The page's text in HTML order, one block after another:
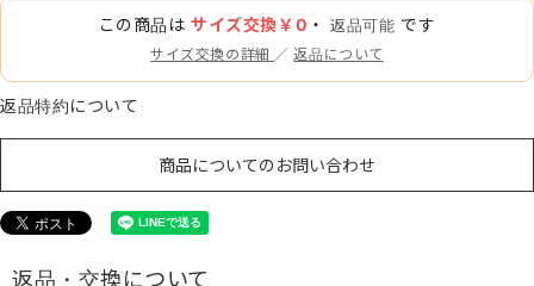
この商品はサイズ交換￥0 ・返品可能 です
サイズ交換の詳細 ／返品について
返品特約について
商品についてのお問い合わせ
返品・交換について